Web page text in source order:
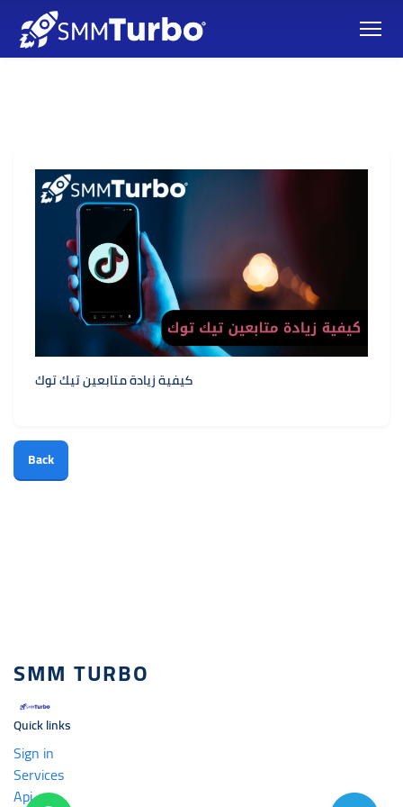
كيفية زيادة متابعين تيك توك
Back
SMM TURBO
Quick links
Sign in
Services
Api